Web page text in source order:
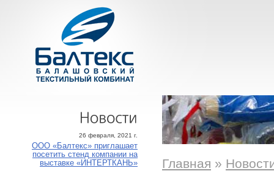
26 февраля, 2021 г.
ООО «Балтекс» приглашает
посетить стенд компании на
выставке «ИНТЕРТКАНЬ»
Главная »